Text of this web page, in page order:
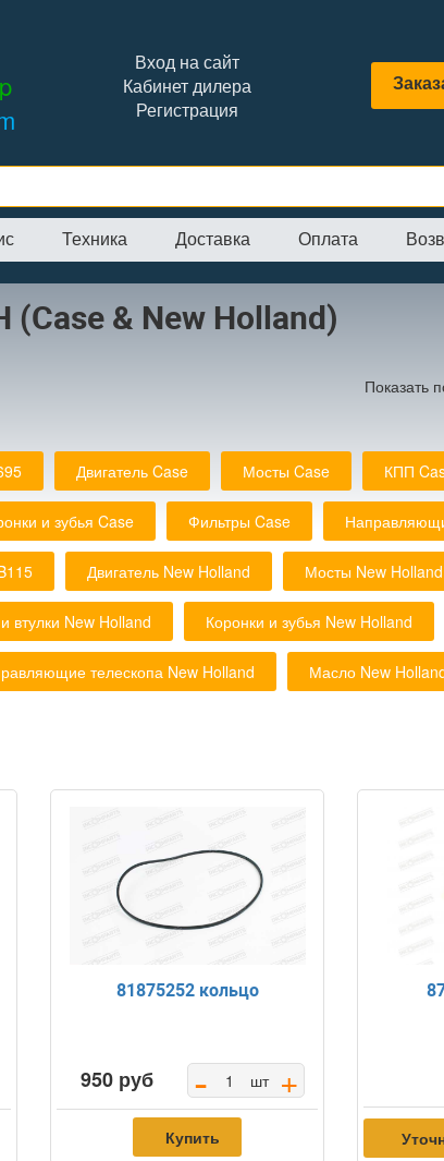
Вход на сайт
Кабинет дилера
Регистрация
Техника Доставка Оплата
Holland (CNH)
(Case & New Holland)
Показать
Двигатель Case Мосты Case КПП
и зубья Case Фильтры Case
Двигатель New Holland Мосты New Holland
втулки New Holland Коронки и зубья New Holland
телескопа New Holland Масло New
81875252 кольцо
950 руб - шт +
Купить